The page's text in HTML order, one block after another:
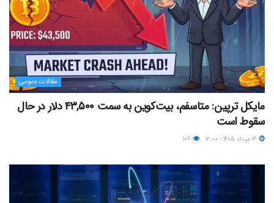
مقالات عمومی
مایکل ترپین: متاسفم، بیت‌کوین به سمت ۴۳,۵۰۰ دلار در حال
سقوط است